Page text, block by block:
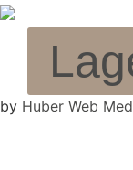
by Huber Web